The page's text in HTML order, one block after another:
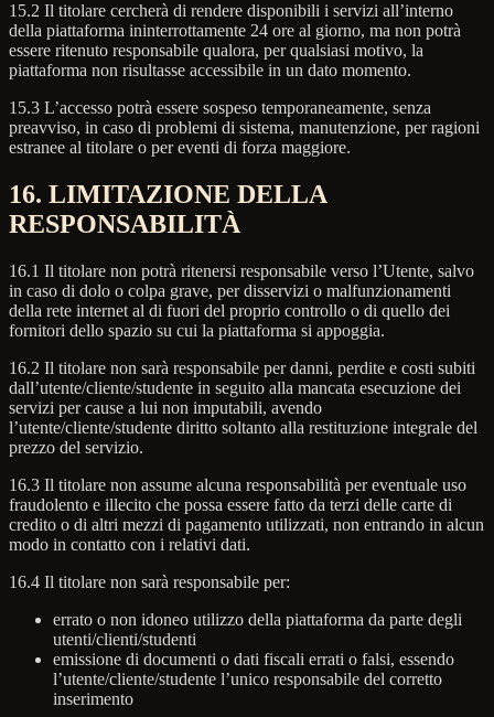
15.2 Il titolare cercherà di rendere disponibili i servizi all’interno
della piattaforma ininterrottamente 24 ore al giorno, ma non potrà
essere ritenuto responsabile qualora, per qualsiasi motivo, la
piattaforma non risultasse accessibile in un dato momento.
15.3 L’accesso potrà essere sospeso temporaneamente, senza
preavviso, in caso di problemi di sistema, manutenzione, per ragioni
estranee al titolare o per eventi di forza maggiore.
16. LIMITAZIONE DELLA
RESPONSABILITÀ
16.1 Il titolare non potrà ritenersi responsabile verso l’Utente, salvo
in caso di dolo o colpa grave, per disservizi o malfunzionamenti
della rete internet al di fuori del proprio controllo o di quello dei
fornitori dello spazio su cui la piattaforma si appoggia.
16.2 Il titolare non sarà responsabile per danni, perdite e costi subiti
dall’utente/cliente/studente in seguito alla mancata esecuzione dei
servizi per cause a lui non imputabili, avendo
l’utente/cliente/studente diritto soltanto alla restituzione integrale del
prezzo del servizio.
16.3 Il titolare non assume alcuna responsabilità per eventuale uso
fraudolento e illecito che possa essere fatto da terzi delle carte di
credito o di altri mezzi di pagamento utilizzati, non entrando in alcun
modo in contatto con i relativi dati.
16.4 Il titolare non sarà responsabile per:
errato o non idoneo utilizzo della piattaforma da parte degli
utenti/clienti/studenti
emissione di documenti o dati fiscali errati o falsi, essendo
l’utente/cliente/studente l’unico responsabile del corretto
inserimento